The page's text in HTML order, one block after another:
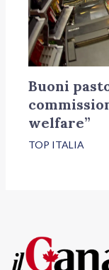
Buoni
welfare”
TOP ITALIA